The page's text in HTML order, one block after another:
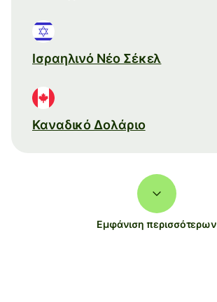
Ισραηλινό Νέο Σέκελ
Καναδικό Δολάριο
Εμφάνιση περισσότερων